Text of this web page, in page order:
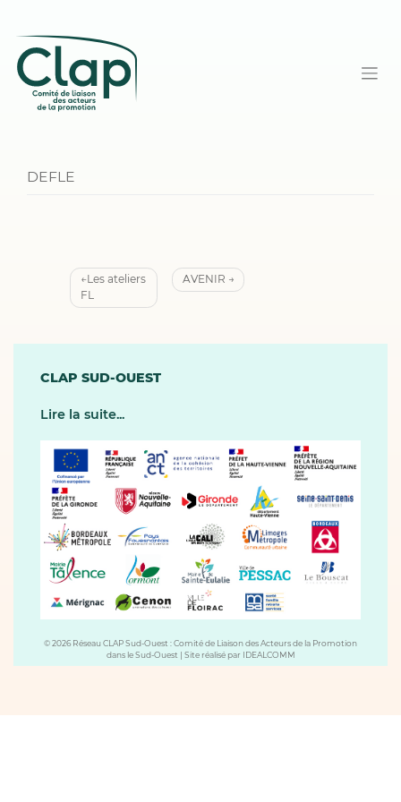
DEFLE
Navigation
Les ateliers
FL
AVENIR
CLAP SUD-OUEST
Lire la suite...
© 2026 Réseau CLAP Sud-Ouest : Comité de Liaison des Acteurs de la Promotion
dans le Sud-Ouest
Site réalisé par IDEALCOMM